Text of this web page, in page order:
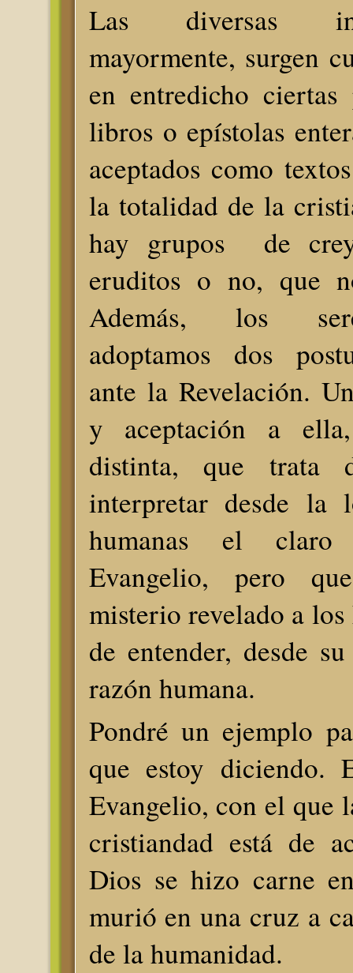
Las diversas
mayormente, surgen
en entredicho ciertas
libros o epístolas
aceptados como
la totalidad de la
hay grupos de
eruditos o no, que
Además, los
adoptamos dos
ante la Revelación.
y aceptación a
distinta, que trata
interpretar desde la
humanas el claro
Evangelio, pero
misterio revelado a
de entender, desde
razón humana.
Pondré un ejemplo
que estoy diciendo.
Evangelio, con el que
cristiandad está de
Dios se hizo carne
murió en una cruz a
de la humanidad.